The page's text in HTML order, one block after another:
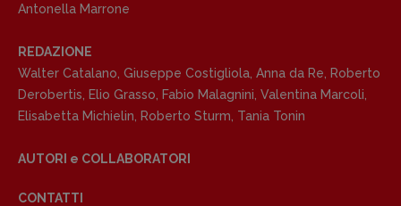
Antonella Marrone
REDAZIONE
Walter Catalano Giuseppe Costigliola Anna da Re Roberto
Derobertis Elio Grasso Fabio Malagnini Valentina Marcoli
Elisabetta Michielin Roberto Sturm Tania Tonin
AUTORI e COLLABORATORI
CONTATTI